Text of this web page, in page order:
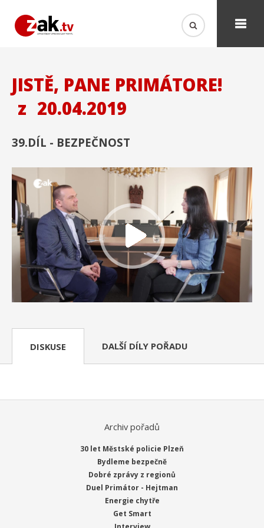
JISTĚ, PANE PRIMÁTORE!
z 20.04.2019
39.DÍL - BEZPEČNOST
DISKUSE DALŠÍ DÍLY POŘADU
Archiv pořadů
30 let Městské policie Plzeň
Bydleme bezpečně
Dobré zprávy z regionů
Duel Primátor - Hejtman
Energie chytře
Get Smart